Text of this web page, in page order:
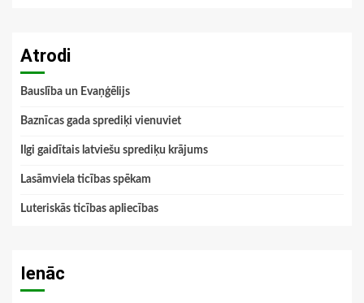
Atrodi
Bauslība un Evaņģēlijs
Baznīcas gada sprediķi vienuviet
Ilgi gaidītais latviešu sprediķu krājums
Lasāmviela ticības spēkam
Luteriskās ticības apliecības
Ienāc